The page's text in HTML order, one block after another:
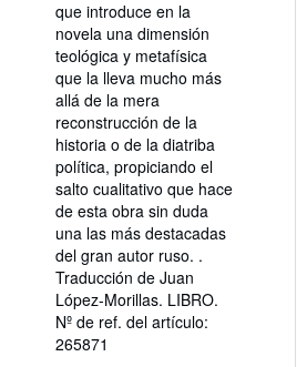
que introduce en la
novela una dimensión
teológica y metafísica
que la lleva mucho más
allá de la mera
reconstrucción de la
historia o de la diatriba
política, propiciando el
salto cualitativo que hace
de esta obra sin duda
una las más destacadas
del gran autor ruso. .
Traducción de Juan
López-Morillas. LIBRO.
Nº de ref. del artículo:
265871